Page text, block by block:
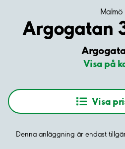
Malmö
Argogatan
Visa på
Visa
Denna anläggning är endast